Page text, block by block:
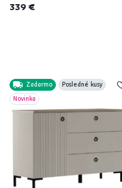
339 €
Zadarmo
Posledné kusy
Novinka